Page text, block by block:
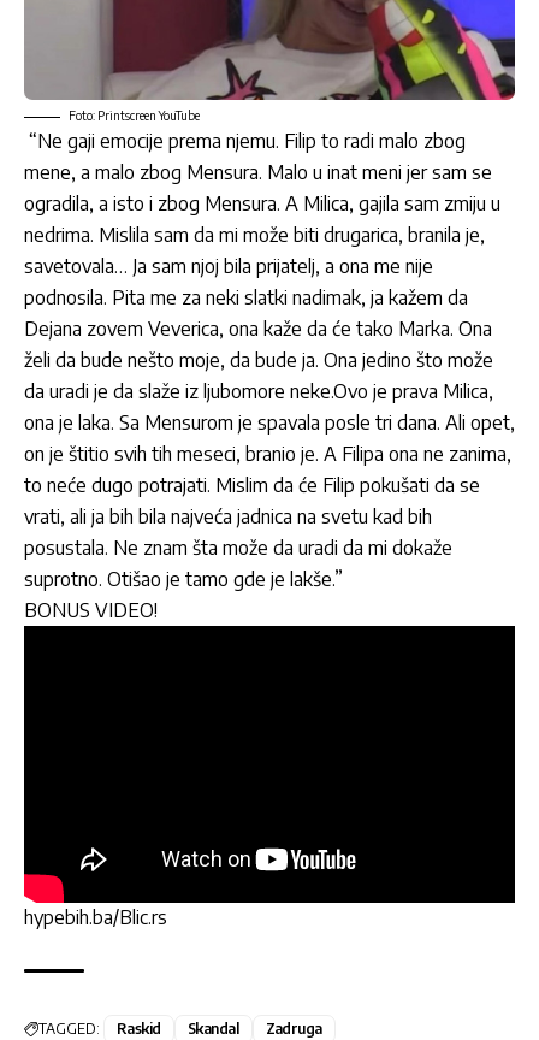
Foto: Printscreen YouTube
“Ne gaji emocije prema njemu. Filip to radi malo zbog
mene, a malo zbog Mensura. Malo u inat meni jer sam se
ogradila, a isto i zbog Mensura. A Milica, gajila sam zmiju u
nedrima. Mislila sam da mi može biti drugarica, branila je,
savetovala… Ja sam njoj bila prijatelj, a ona me nije
podnosila. Pita me za neki slatki nadimak, ja kažem da
Dejana zovem Veverica, ona kaže da će tako Marka. Ona
želi da bude nešto moje, da bude ja. Ona jedino što može
da uradi je da slaže iz ljubomore neke.Ovo je prava Milica,
ona je laka. Sa Mensurom je spavala posle tri dana. Ali opet,
on je štitio svih tih meseci, branio je. A Filipa ona ne zanima,
to neće dugo potrajati. Mislim da će Filip pokušati da se
vrati, ali ja bih bila najveća jadnica na svetu kad bih
posustala. Ne znam šta može da uradi da mi dokaže
suprotno. Otišao je tamo gde je lakše.”
BONUS VIDEO!
hypebih.ba/Blic.rs
TAGGED: Raskid Skandal Zadruga